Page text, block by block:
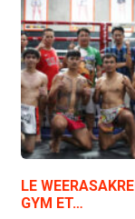
LE
GYM ET…